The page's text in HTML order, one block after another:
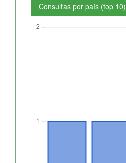
Consultas por país (top 10)